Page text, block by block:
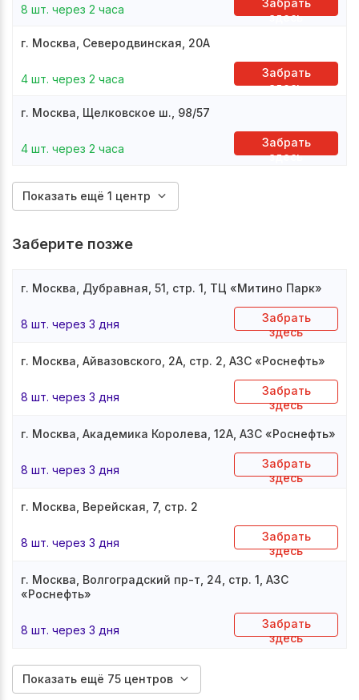
8 шт. через 2 часа
здесь
г. Москва, Северодвинская, 20А
4 шт. через 2 часа
Забрать
здесь
г. Москва, Щелковское ш., 98/57
4 шт. через 2 часа
Забрать
здесь
Показать ещё 1 центр
Заберите позже
г. Москва, Дубравная, 51, стр. 1, ТЦ «Митино Парк»
8 шт. через 3 дня
Забрать
здесь
г. Москва, Айвазовского, 2А, стр. 2, АЗС «Роснефть»
8 шт. через 3 дня
Забрать
здесь
г. Москва, Академика Королева, 12А, АЗС «Роснефть»
8 шт. через 3 дня
Забрать
здесь
г. Москва, Верейская, 7, стр. 2
8 шт. через 3 дня
Забрать
здесь
г. Москва, Волгоградский пр-т, 24, стр. 1, АЗС
«Роснефть»
8 шт. через 3 дня
Забрать
здесь
Показать ещё 75 центров